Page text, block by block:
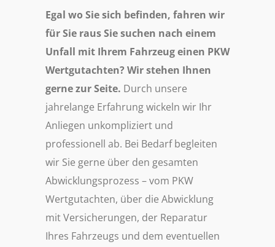
Egal wo Sie sich befinden, fahren wir
für Sie rausSie suchen nach einem
Unfall mit Ihrem Fahrzeug einen PKW
Wertgutachten? Wir stehen Ihnen
gerne zur Seite. Durch unsere
jahrelange Erfahrung wickeln wir Ihr
Anliegen unkompliziert und
professionell ab. Bei Bedarf begleiten
wir Sie gerne über den gesamten
Abwicklungsprozess – vom PKW
Wertgutachten, über die Abwicklung
mit Versicherungen, der Reparatur
Ihres Fahrzeugs und dem eventuellen